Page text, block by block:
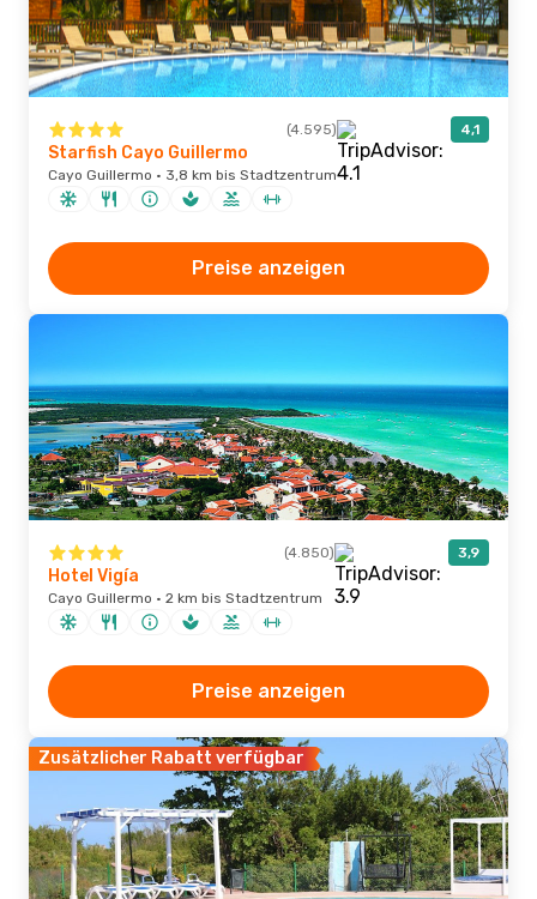
(4.595) 4,1
Starfish Cayo Guillermo
Cayo Guillermo · 3,8 km bis Stadtzentrum
Preise anzeigen
(4.850) 3,9
Hotel Vigía
Cayo Guillermo · 2 km bis Stadtzentrum
Preise anzeigen
Zusätzlicher Rabatt verfügbar